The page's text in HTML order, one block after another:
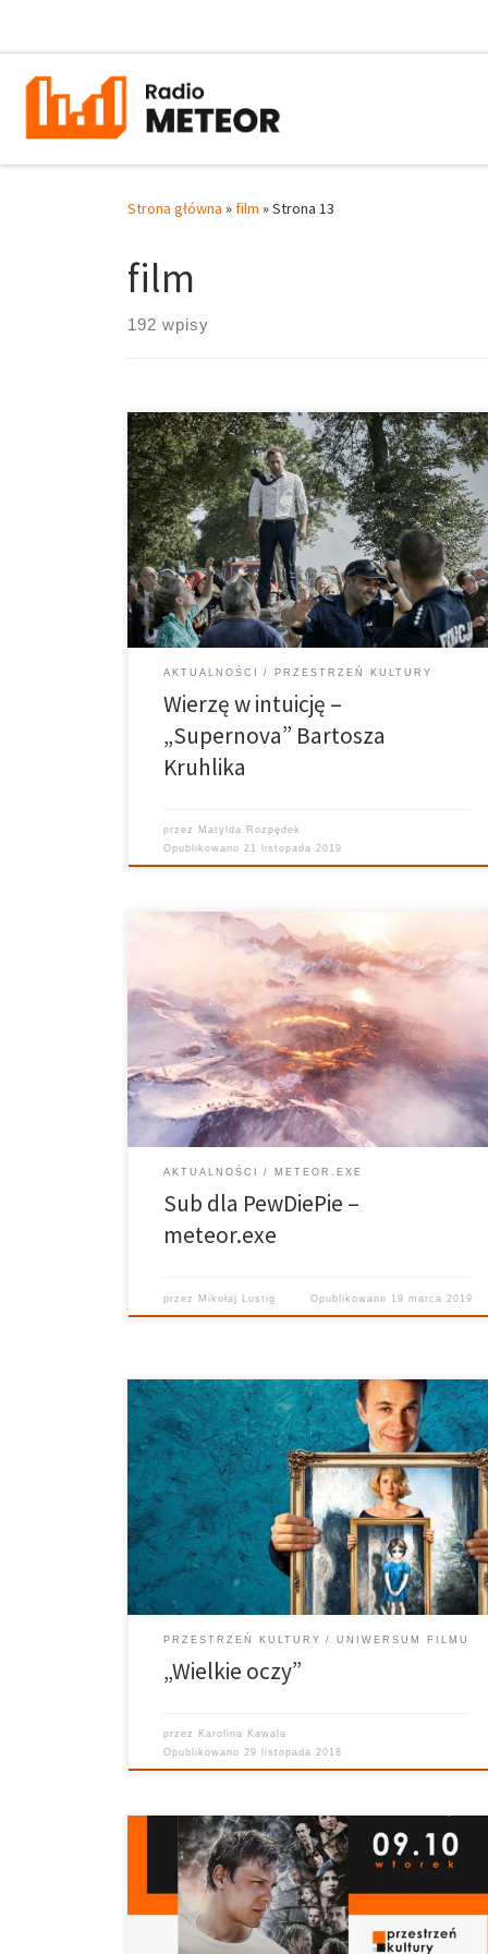
Strona główna »film »Strona 13
film
192 wpisy
W jednym momencie cały świat może się zawalić.
Wszystko, co dotychczas braliśmy za pewnik ulotni się.
Zniknie. Odejdzie. Filmowy debiut młodego reżysera
Bartosza Kruhlika taki jest. Jako widzowie przeżywamy
jedynie parę godzin z bohaterami. Jeden dzień,
jedno miejsce, jedno wydarzenie. […]
AKTUALNOŚCI PRZESTRZEŃ KULTURY
Wierzę w intuicję –
„Supernova” Bartosza
Kruhlika
przez Matylda Rozpędek
Opublikowano 21 listopada 2019
Prowadzący: Mikołaj Lustig, Mateusz Stasiak
Realizator: Maciej Markowski Zapraszamy do
przesłuchania meteor.exe. Wspomnimy o tym, jak
media społecznościowe wpływają na ludzi, gdzie
jeszcze pojawi się tryb Battle Royale oraz jakie filmy
na podstawie gier warto obejrzeć. Sytuacja w […]
AKTUALNOŚCI METEOR.EXE
Sub dla PewDiePie –
meteor.exe
przez Mikołaj Lustig Opublikowano 19 marca 2019
Uniwersum Filmu– 2o.11.2018 Prowadzi: Karolina
Kawala Realizuje: Ania Bielec Grafika: Kuba Siedlecki
Wielkie oczy to amerykański film biograficzny z 2014
roku w reżyserii Tima Burtona o życiu amerykańskiej
malarki Margaret Keane. Scenariusz opracowali Scott
Alexander i Larry Karaszewski. W latach […]
PRZESTRZEŃ KULTURY UNIWERSUM FILMU
„Wielkie oczy”
przez Karolina Kawala
Opublikowano 29 listopada 2018
Uniwersum Filmu – 09.10.2018 Prowadzi: Karolina
Kawala Realizuje: Ania Bielec Grafika: Kuba Siedlecki
,,Najlepszy” to polski film fabularny w reżyserii Łukasza
Palkowskiego z 2017 roku. W rolach głównych wystąpili